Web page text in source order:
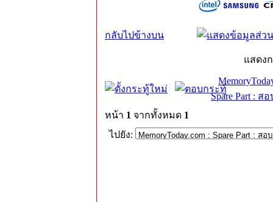
กลับไปข้างบน
แสดง
Spare Part : ส
หน้า 1 จากทั้งหมด 1
ไปยัง: